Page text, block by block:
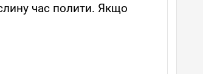
час полити. Якщо